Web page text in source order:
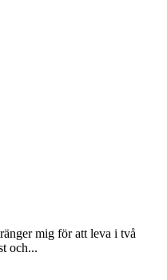
mig för att leva i två
och...